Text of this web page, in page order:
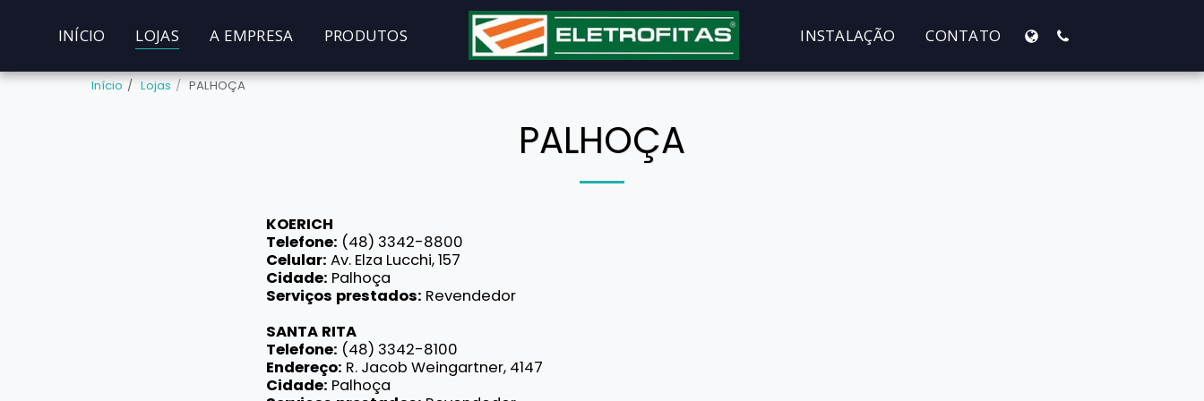
INÍCIO LOJAS A EMPRESA PRODUTOS INSTALAÇÃO CONTATO
Início Lojas PALHOÇA
PALHOÇA
KOERICH
Telefone: (48) 3342-8800
Celular: Av. Elza Lucchi, 157
Cidade: Palhoça
Serviços prestados: Revendedor
SANTA RITA
Telefone: (48) 3342-8100
Endereço: R. Jacob Weingartner, 4147
Cidade: Palhoça